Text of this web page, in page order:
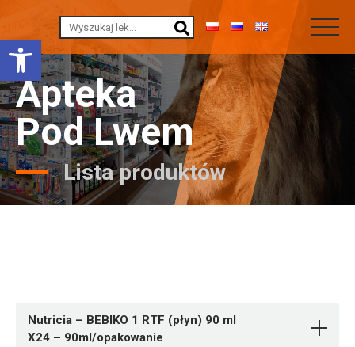
Otwórz pasek narzędzi
Apteka
Pod Lwem
Lista produktów
Nutricia – BEBIKO 1 RTF (płyn) 90 ml
X24 – 90ml/opakowanie